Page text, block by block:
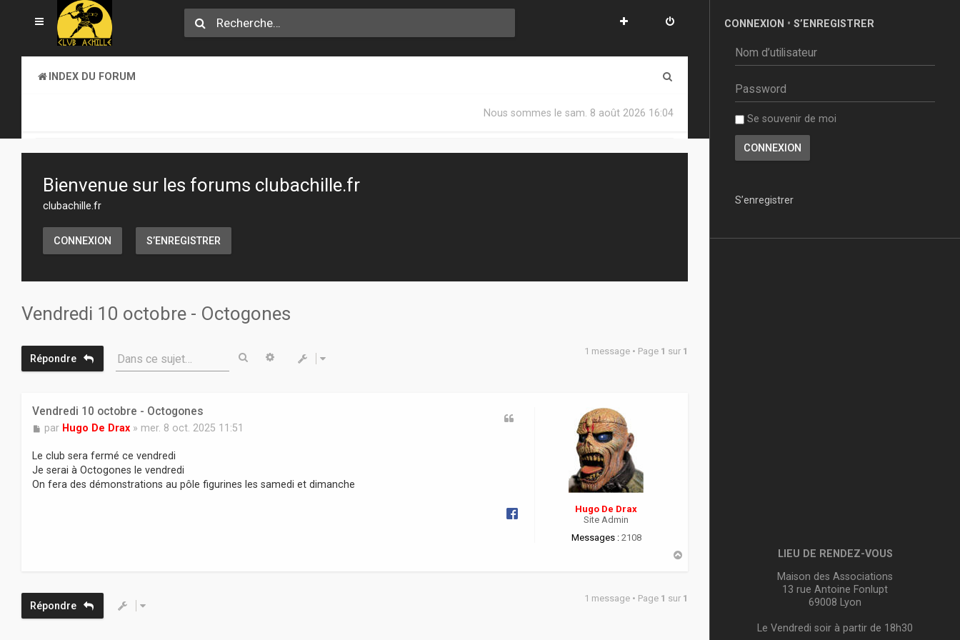
INDEX DU FORUM
Nous sommes le sam. 8 août 2026 16:04
Bienvenue sur les forums clubachille.fr
clubachille.fr
CONNEXION S’ENREGISTRER
Vendredi 10 octobre - Octogones
Répondre Dans ce sujet… RechercherRecherche avancée 1 message • Page 1 sur 1
Hugo De Drax
Site Admin
Messages : 2108
Vendredi 10 octobre - Octogones
M
s
s
a
g
par Hugo De Drax» mer. 8 oct. 2025 11:51
Le club sera fermé ce vendredi
Je serai à Octogones le vendredi
On fera des démonstrations au pôle figurines les samedi et dimanche
Répondre
1 message • Page 1 sur 1
CONNEXION • S’ENREGISTRER
Se souvenir de moi
S’enregistrer
LIEU DE RENDEZ-VOUS
Maison des Associations
13 rue Antoine Fonlupt
69008 Lyon
Le Vendredi soir à partir de 18h30